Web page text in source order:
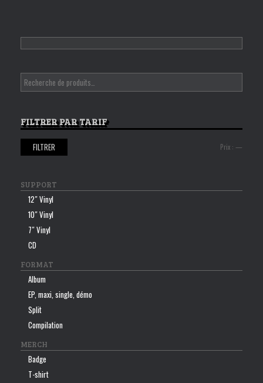
FILTRER PAR TARIF
FILTRER Prix : —
SUPPORT
12″ Vinyl
10″ Vinyl
7″ Vinyl
CD
FORMAT
Album
EP, maxi, single, démo
Split
Compilation
MERCH
Badge
T-shirt